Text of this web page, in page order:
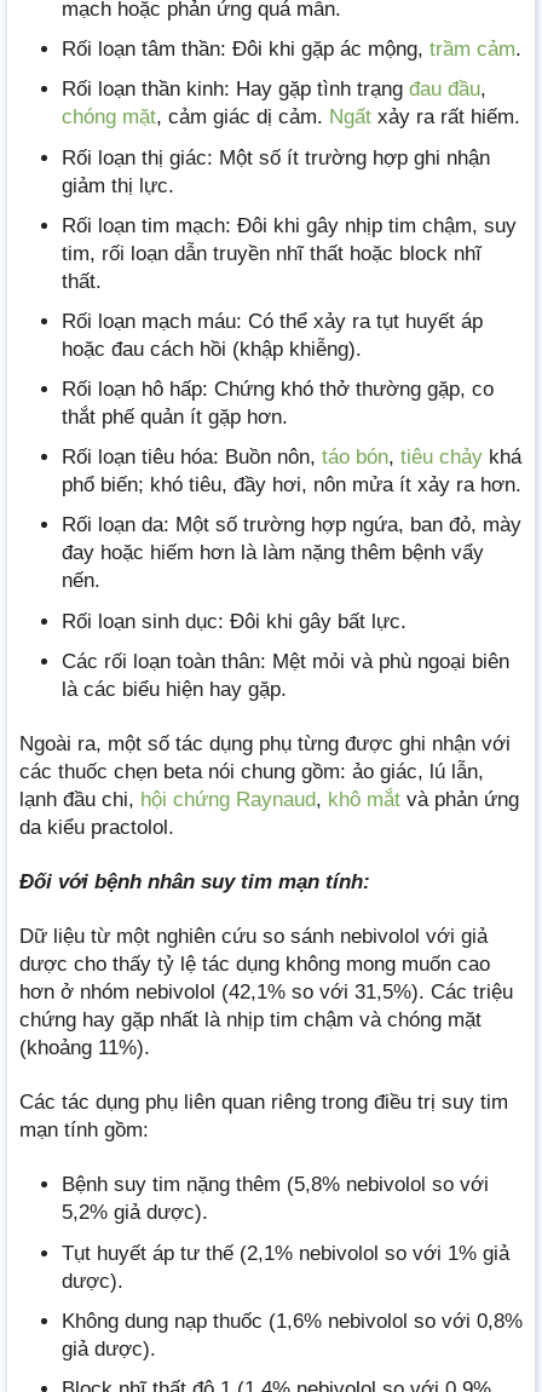
mạch hoặc phản ứng quá mẫn.
Rối loạn tâm thần: Đôi khi gặp ác mộng, trầm cảm.
Rối loạn thần kinh: Hay gặp tình trạng đau đầu,
chóng mặt, cảm giác dị cảm. Ngất xảy ra rất hiếm.
Rối loạn thị giác: Một số ít trường hợp ghi nhận
giảm thị lực.
Rối loạn tim mạch: Đôi khi gây nhịp tim chậm, suy
tim, rối loạn dẫn truyền nhĩ thất hoặc block nhĩ
thất.
Rối loạn mạch máu: Có thể xảy ra tụt huyết áp
hoặc đau cách hồi (khập khiễng).
Rối loạn hô hấp: Chứng khó thở thường gặp, co
thắt phế quản ít gặp hơn.
Rối loạn tiêu hóa: Buồn nôn, táo bón, tiêu chảy khá
phổ biến; khó tiêu, đầy hơi, nôn mửa ít xảy ra hơn.
Rối loạn da: Một số trường hợp ngứa, ban đỏ, mày
đay hoặc hiếm hơn là làm nặng thêm bệnh vẩy
nến.
Rối loạn sinh dục: Đôi khi gây bất lực.
Các rối loạn toàn thân: Mệt mỏi và phù ngoại biên
là các biểu hiện hay gặp.
Ngoài ra, một số tác dụng phụ từng được ghi nhận với
các thuốc chẹn beta nói chung gồm: ảo giác, lú lẫn,
lạnh đầu chi, hội chứng Raynaud, khô mắt và phản ứng
da kiểu practolol.
Đối với bệnh nhân suy tim mạn tính:
Dữ liệu từ một nghiên cứu so sánh nebivolol với giả
dược cho thấy tỷ lệ tác dụng không mong muốn cao
hơn ở nhóm nebivolol (42,1% so với 31,5%). Các triệu
chứng hay gặp nhất là nhịp tim chậm và chóng mặt
(khoảng 11%).
Các tác dụng phụ liên quan riêng trong điều trị suy tim
mạn tính gồm:
Bệnh suy tim nặng thêm (5,8% nebivolol so với
5,2% giả dược).
Tụt huyết áp tư thế (2,1% nebivolol so với 1% giả
dược).
Không dung nạp thuốc (1,6% nebivolol so với 0,8%
giả dược).